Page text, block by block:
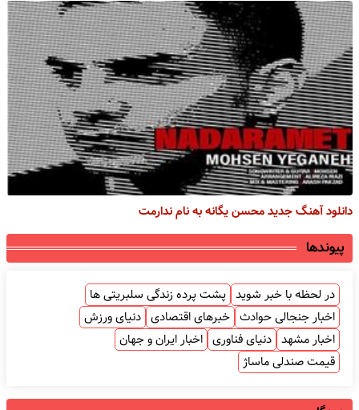
دانلود آهنگ جدید محسن یگانه به نام ندارمت
پیوندها
در لحظه با خبر شوید پشت پرده زندگی سلبریتی ها
اخبار جنجالی حوادث خبرهای اقتصادی دنیای ورزش
اخبار مشهد دنیای فناوری اخبار ایران و جهان
قیمت صندلی ماساژ